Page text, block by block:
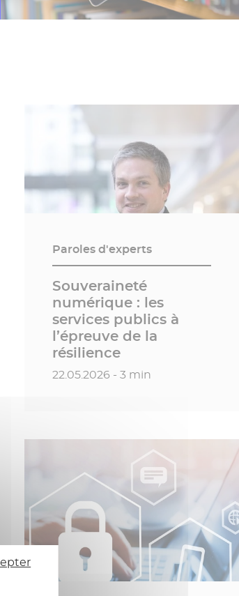
Paroles d'experts
Souveraineté
numérique : les
services publics à
l’épreuve de la
résilience
Date de publication
22.05.2026 - 3 min